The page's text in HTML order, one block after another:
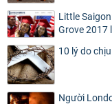
Little
Grove 2017
10 lý do
Người